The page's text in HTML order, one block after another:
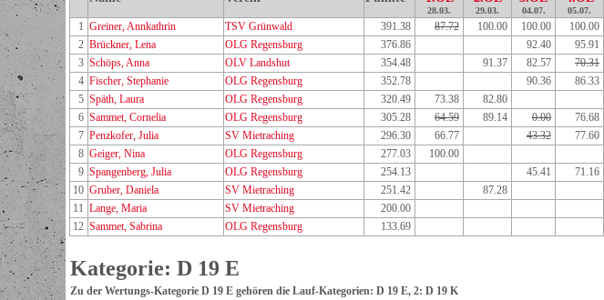
28.03. 29.03. 04.07. 05.07.
1 Greiner, Annkathrin TSV Grünwald 391.38 87.72 100.00 100.00 100.00
2 Brückner, Lena OLG Regensburg 376.86 92.40 95.91
3 Schöps, Anna OLV Landshut 354.48 91.37 82.57 70.31
4 Fischer, Stephanie OLG Regensburg 352.78 90.36 86.33
5 Späth, Laura OLG Regensburg 320.49 73.38 82.80
6 Sammet, Cornelia OLG Regensburg 305.28 64.59 89.14 0.00 76.68
7 Penzkofer, Julia SV Mietraching 296.30 66.77 43.32 77.60
8 Geiger, Nina OLG Regensburg 277.03 100.00
9 Spangenberg, Julia OLG Regensburg 254.13 45.41 71.16
10 Gruber, Daniela SV Mietraching 251.42 87.28
11 Lange, Maria SV Mietraching 200.00
12 Sammet, Sabrina OLG Regensburg 133.69
Kategorie: D 19 E
Zu der Wertungs-Kategorie D 19 E gehören die Lauf-Kategorien: D 19 E, 2: D 19 K